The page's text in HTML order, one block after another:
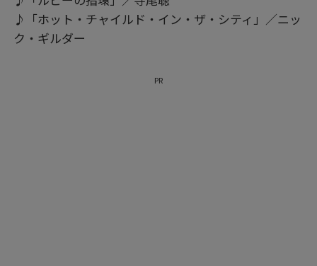
♪「ホット・チャイルド・イン・ザ・シティ」／ニッ
ク・ギルダー
PR